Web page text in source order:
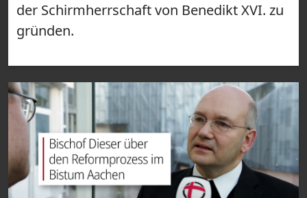
der Schirmherrschaft von Benedikt XVI. zu
gründen.